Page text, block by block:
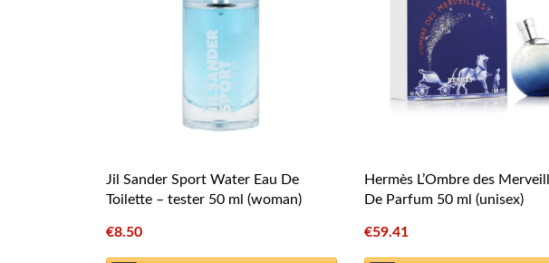
Jil Sander Sport Water Eau De
Toilette – tester 50 ml (woman)
€8.50
Hermès L’Ombre des
De Parfum 50 ml (unisex)
€59.41